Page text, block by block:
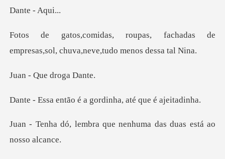
- Aq
fachadas de
empresas,sol, chuv
Que dro
é a gordinha, até
a que nenhuma das duas